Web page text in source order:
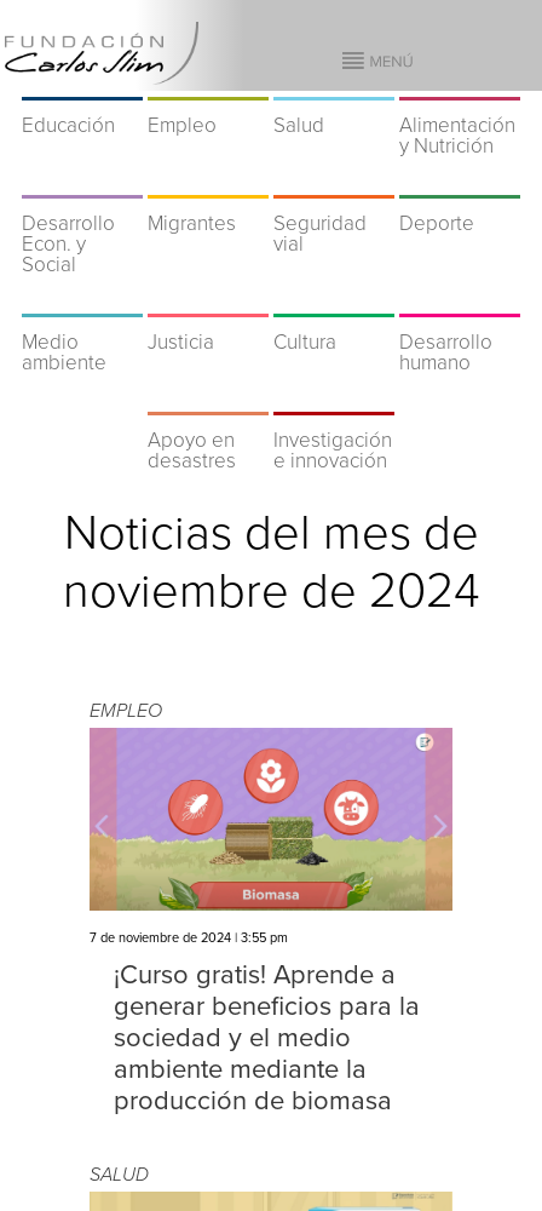
Educación Empleo Salud
Alimentación
y Nutrición
Desarrollo
Econ. y
Social
Migrantes
Seguridad
vial
Deporte
Medio
ambiente
Justicia Cultura
Desarrollo
humano
Apoyo en
desastres
Investigación
e innovación
Noticias del mes de
noviembre de 2024
EMPLEO
7 de noviembre de 2024 | 3:55 pm
¡Curso gratis! Aprende a
generar beneficios para la
sociedad y el medio
ambiente mediante la
producción de biomasa
SALUD